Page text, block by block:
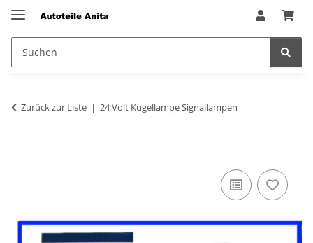
Zurück zur Liste 24 Volt Kugellampe Signallampen